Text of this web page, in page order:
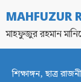
MAHFUZUR
মাহফুজুর রহমান
শিক্ষাঙ্গন,ছাত্র